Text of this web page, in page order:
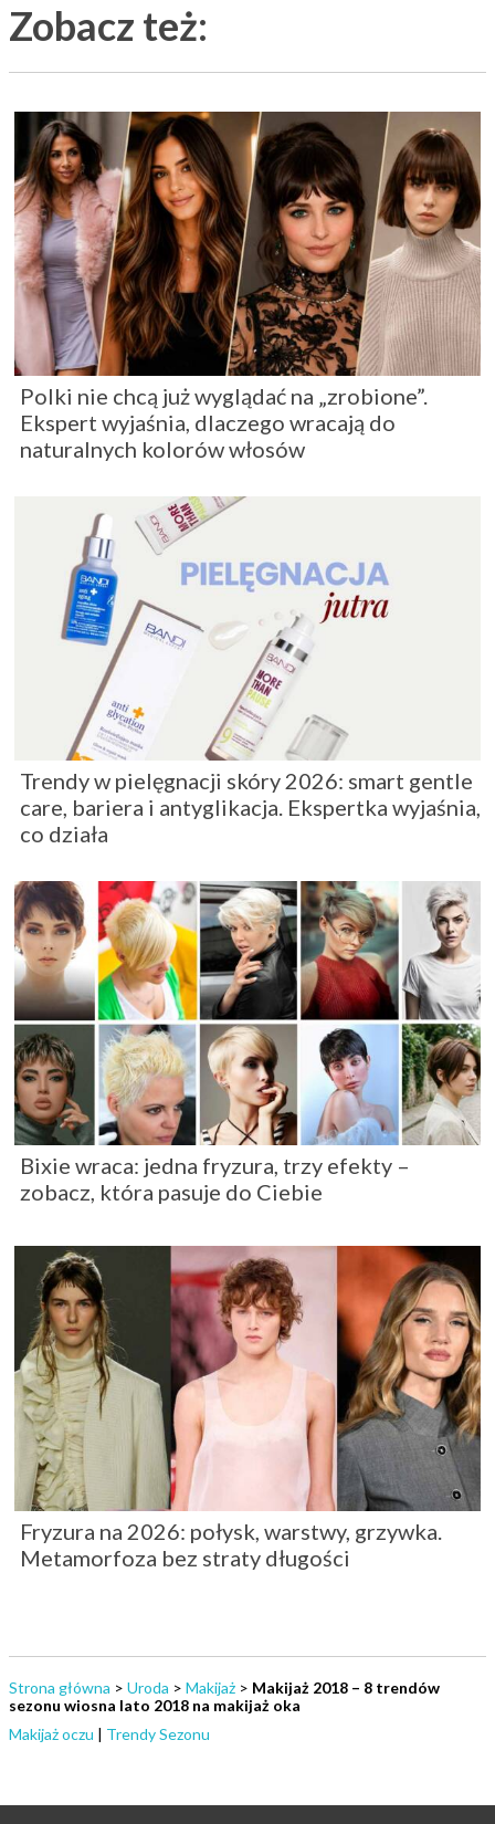
Zobacz też:
Polki nie chcą już wyglądać na „zrobione”.
Ekspert wyjaśnia, dlaczego wracają do
naturalnych kolorów włosów
Trendy w pielęgnacji skóry 2026: smart gentle
care, bariera i antyglikacja. Ekspertka wyjaśnia,
co działa
Bixie wraca: jedna fryzura, trzy efekty –
zobacz, która pasuje do Ciebie
Fryzura na 2026: połysk, warstwy, grzywka.
Metamorfoza bez straty długości
Strona główna > Uroda > Makijaż > Makijaż 2018 – 8 trendów
sezonu wiosna lato 2018 na makijaż oka
Makijaż oczu | Trendy Sezonu